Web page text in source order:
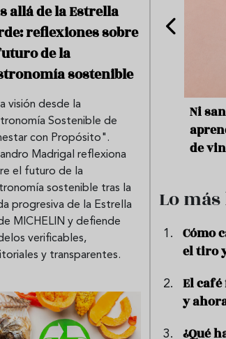
allá de la Estrella
reflexiones sobre
de la
sostenible
visión desde la
Sostenible de
con Propósito".
Madrigal reflexiona
el futuro de la
sostenible tras la
progresiva de la Estrella
MICHELIN y defiende
verificables,
y transparentes.
cremas frías de verduras
querrás repetir todo agosto
Ni
de
Lo
Cómo
el tiro
El
y
¿Qué